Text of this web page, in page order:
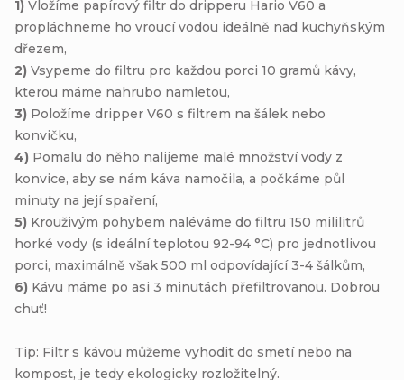
1) Vložíme papírový filtr do dripperu Hario V60 a
propláchneme ho vroucí vodou ideálně nad kuchyňským
dřezem,
2) Vsypeme do filtru pro každou porci 10 gramů kávy,
kterou máme nahrubo namletou,
3) Položíme dripper V60 s filtrem na šálek nebo
konvičku,
4) Pomalu do něho nalijeme malé množství vody z
konvice, aby se nám káva namočila, a počkáme půl
minuty na její spaření,
5) Krouživým pohybem naléváme do filtru 150 mililitrů
horké vody (s ideální teplotou 92-94 °C) pro jednotlivou
porci, maximálně však 500 ml odpovídající 3-4 šálkům,
6) Kávu máme po asi 3 minutách přefiltrovanou. Dobrou
chuť!
Tip: Filtr s kávou můžeme vyhodit do smetí nebo na
kompost, je tedy ekologicky rozložitelný.